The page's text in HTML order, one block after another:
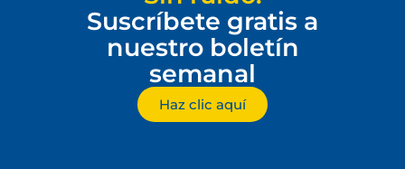
Suscríbete gratis a
nuestro boletín
semanal
Haz clic aquí